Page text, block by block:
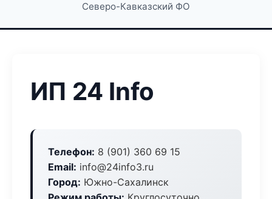
Северо-Кавказский ФО
ИП 24 Info
Телефон: 8 (901) 360 69 15
Email: info@24info3.ru
Город: Южно-Сахалинск